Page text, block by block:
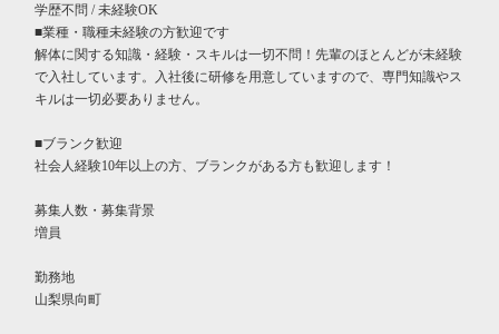
学歴不問 / 未経験OK
■業種・職種未経験の方歓迎です
解体に関する知識・経験・スキルは一切不問！先輩のほとんどが未経験
で入社しています。入社後に研修を用意していますので、専門知識やス
キルは一切必要ありません。
■ブランク歓迎
社会人経験10年以上の方、ブランクがある方も歓迎します！
募集人数・募集背景
増員
勤務地
山梨県向町